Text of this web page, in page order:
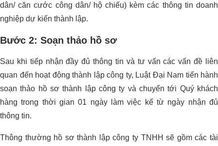
dân/ căn cước công dân/ hộ chiếu) kèm các thông tin doanh
nghiệp dự kiến thành lập.
Bước 2: Soạn thảo hồ sơ
Sau khi tiếp nhận đầy đủ thông tin và tư vấn các vấn đề liên
quan đến hoạt động thành lập công ty, Luật Đại Nam tiến hành
soạn thảo hồ sơ thành lập công ty và chuyển tới Quý khách
hàng trong thời gian 01 ngày làm việc kể từ ngày nhận đủ
thông tin.
Thông thường hồ sơ thành lập công ty TNHH sẽ gồm các tài